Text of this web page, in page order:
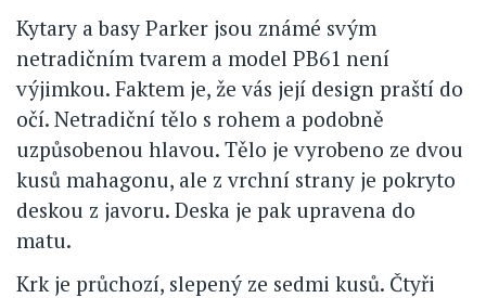
Kytary a basy Parker jsou známé svým
netradičním tvarem a model PB61 není
výjimkou. Faktem je, že vás její design praští do
očí. Netradiční tělo s rohem a podobně
uzpůsobenou hlavou. Tělo je vyrobeno ze dvou
kusů mahagonu, ale z vrchní strany je pokryto
deskou z javoru. Deska je pak upravena do
matu.
Krk je průchozí, slepený ze sedmi kusů. Čtyři